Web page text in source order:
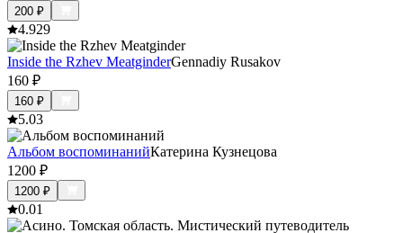
200 ₽
4.929
Inside the Rzhev MeatginderGennadiy Rusakov
160 ₽
160 ₽
5.03
Альбом воспоминанийКатерина Кузнецова
1200 ₽
1200 ₽
0.01